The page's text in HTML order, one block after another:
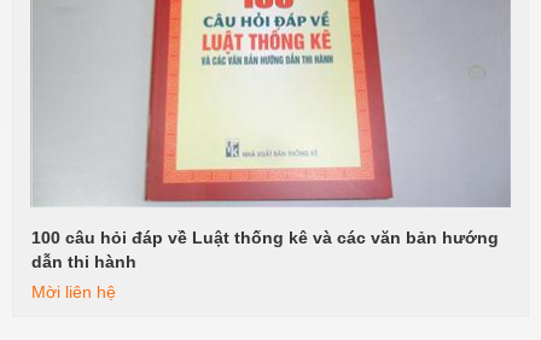
Xem tiếp
100 câu hỏi đáp về Luật thống kê và các văn bản hướng
dẫn thi hành
Mời liên hệ